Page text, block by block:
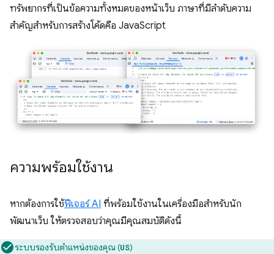
ทรัพยากรที่เป็นข้อความทั้งหมดของหน้าเว็บ ภาษาที่มีลำดับความ
สำคัญสำหรับการสร้างโค้ดคือ JavaScript
ความพร้อมใช้งาน
หากต้องการใช้ฟีเจอร์ AI ที่พร้อมใช้งานในเครื่องมือสำหรับนัก
พัฒนาเว็บ ให้ตรวจสอบว่าคุณมีคุณสมบัติดังนี้
ระบบรองรับตำแหน่งของคุณ (US)